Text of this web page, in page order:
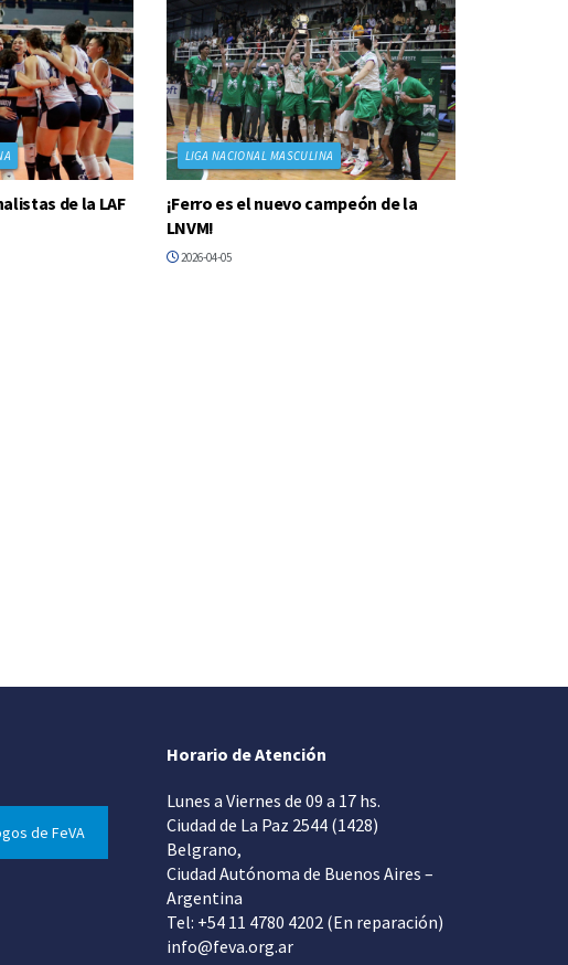
de la LAF
LIGA NACIONAL MASCULINA
¡Ferro es el nuevo campeón de la
LNVM!
2026-04-05
de FeVA
Horario de Atención
Lunes a Viernes de 09 a 17 hs.
Ciudad de La Paz 2544 (1428)
Belgrano,
Ciudad Autónoma de Buenos Aires –
Argentina
Tel: +54 11 4780 4202 (En reparación)
info@feva.org.ar